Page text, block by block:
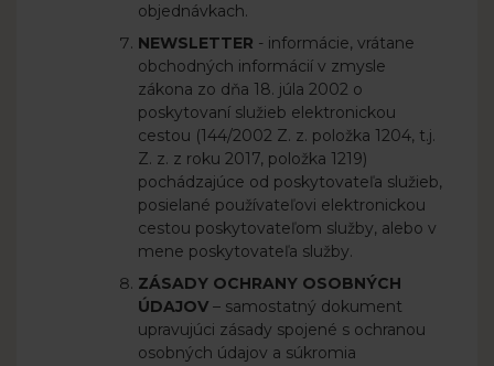
objednávkach.
NEWSLETTER - informácie, vrátane
obchodných informácií v zmysle
zákona zo dňa 18. júla 2002 o
poskytovaní služieb elektronickou
cestou (144/2002 Z. z. položka 1204, t.j.
Z. z. z roku 2017, položka 1219)
pochádzajúce od poskytovateľa služieb,
posielané používateľovi elektronickou
cestou poskytovateľom služby, alebo v
mene poskytovateľa služby.
ZÁSADY OCHRANY OSOBNÝCH
ÚDAJOV – samostatný dokument
upravujúci zásady spojené s ochranou
osobných údajov a súkromia